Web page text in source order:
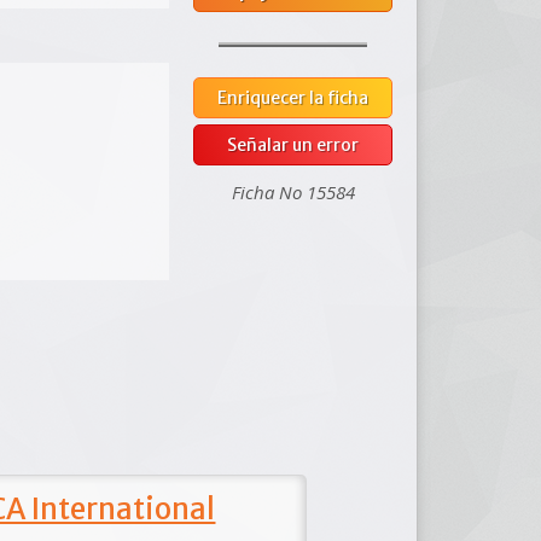
Enriquecer la ficha
Señalar un error
Ficha No 15584
International